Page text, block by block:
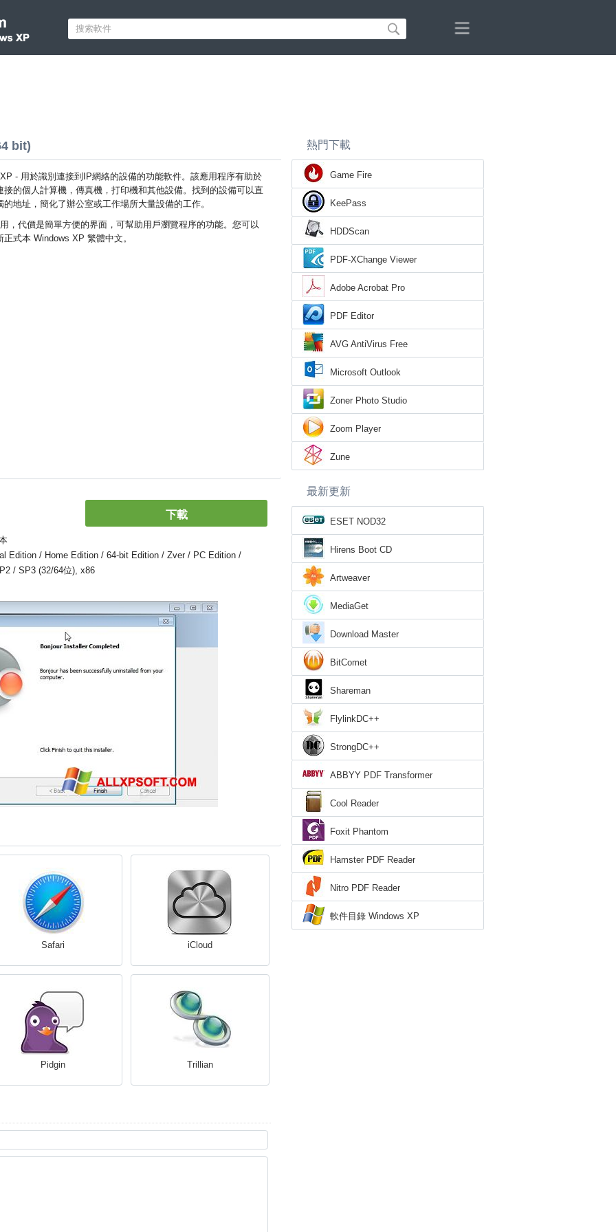
bit)
- 用於識別連接到IP網絡的設備的功能軟件。該應用程序有助於
接的個人計算機，傳真機，打印機和其他設備。找到的設備可以直
地址，簡化了辦公室或工作場所大量設備的工作。
，代價是簡單方便的界面，可幫助用戶瀏覽程序的功能。您可以
式本 Windows XP 繁體中文。
下載
Edition / Home Edition / 64-bit Edition / Zver / PC Edition /
/ SP3 (32/64位), x86
Safari iCloud
Pidgin Trillian
熱門下載
Game Fire
KeePass
HDDScan
PDF-XChange Viewer
Adobe Acrobat Pro
PDF Editor
AVG AntiVirus Free
Microsoft Outlook
Zoner Photo Studio
Zoom Player
Zune
最新更新
ESET NOD32
Hirens Boot CD
Artweaver
MediaGet
Download Master
BitComet
Shareman
FlylinkDC++
StrongDC++
ABBYY PDF Transformer
Cool Reader
Foxit Phantom
Hamster PDF Reader
Nitro PDF Reader
軟件目錄 Windows XP